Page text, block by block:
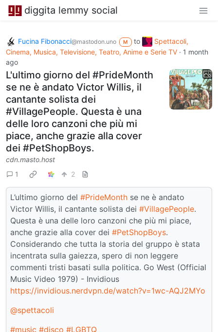
diggita lemmy social
Fucina Fibonacci@mastodon.uno M to
Spettacoli,
Cinema, Musica, Televisione, Teatro, Anime e Serie TV · 1 month
ago
L'ultimo giorno del #PrideMonth
se ne è andato Victor Willis, il
cantante solista dei
#VillagePeople. Questa è una
delle loro canzoni che più mi
piace, anche grazie alla cover
dei #PetShopBoys.
cdn.masto.host
1
2
L’ultimo giorno del #PrideMonth se ne è andato
Victor Willis, il cantante solista dei #VillagePeople.
Questa è una delle loro canzoni che più mi piace,
anche grazie alla cover dei #PetShopBoys.
Considerando che tutta la storia del gruppo è stata
incentrata sulla gaiezza, spero di non leggere
commenti tristi basati sulla politica. Go West (Official
Music Video 1979) - Invidious
https://invidious.nerdvpn.de/watch?v=1wc-AQJ2MYo
@spettacoli
#music #disco #LGBTQ